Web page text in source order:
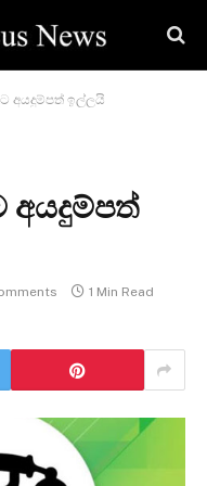
අයදුම්පත් ඉල්ලයි
අයදුම්පත්
1 Min Read